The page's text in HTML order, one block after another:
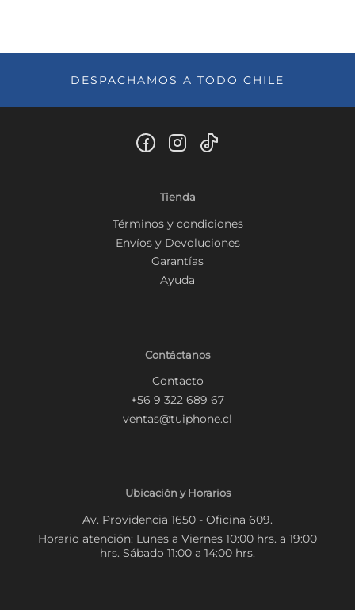
DESPACHAMOS A TODO CHILE
Tienda
Términos y condiciones
Envíos y Devoluciones
Garantías
Ayuda
Contáctanos
Contacto
+56 9 322 689 67
ventas@tuiphone.cl
Ubicación y Horarios
Av. Providencia 1650 - Oficina 609.
Horario atención: Lunes a Viernes 10:00 hrs. a 19:00
hrs. Sábado 11:00 a 14:00 hrs.